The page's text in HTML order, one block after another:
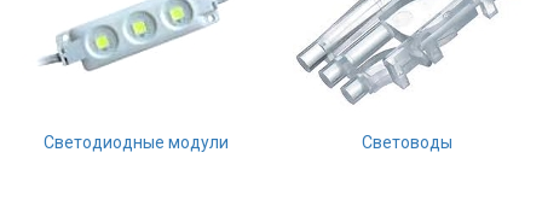
Светодиодные модули Световоды